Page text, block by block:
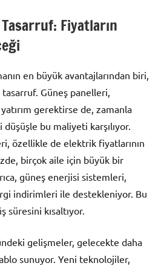
Fiyatların
en büyük avantajlarından biri,
tasarruf. Güneş panelleri,
gerektirse de, zamanla
bu maliyeti karşılıyor.
özellikle de elektrik fiyatlarının
birçok aile için büyük bir
güneş enerjisi sistemleri,
indirimleri ile destekleniyor. Bu
süresini kısaltıyor.
gelişmeler, gelecekte daha
sunuyor. Yeni teknolojiler,